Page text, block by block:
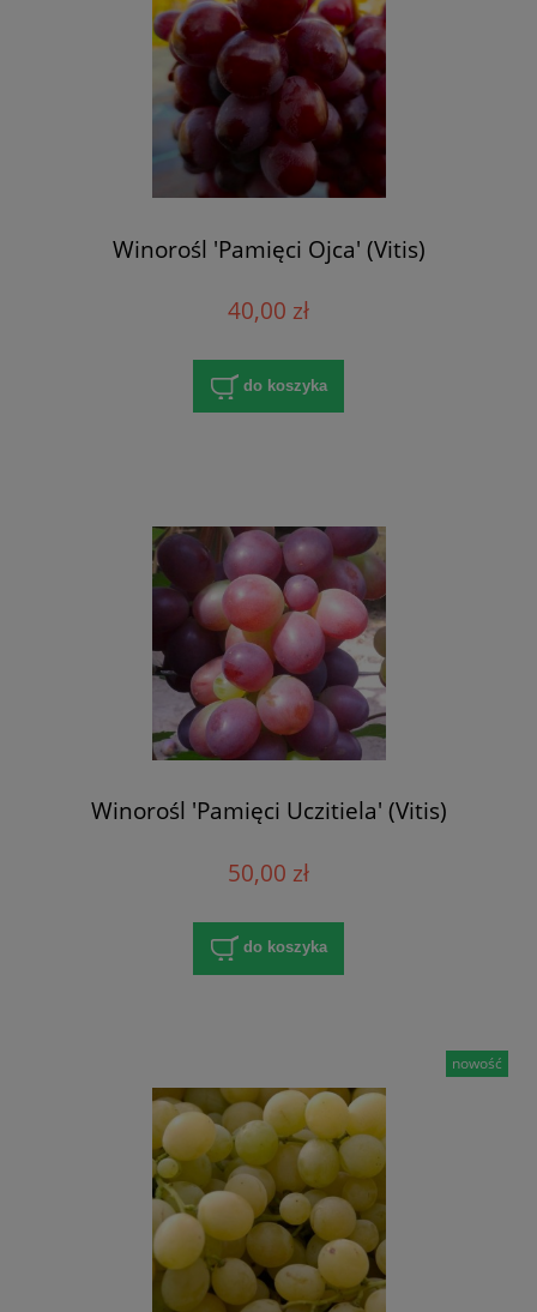
Winorośl 'Pamięci Ojca' (Vitis)
40,00 zł
do koszyka
Winorośl 'Pamięci Uczitiela' (Vitis)
50,00 zł
do koszyka
nowość